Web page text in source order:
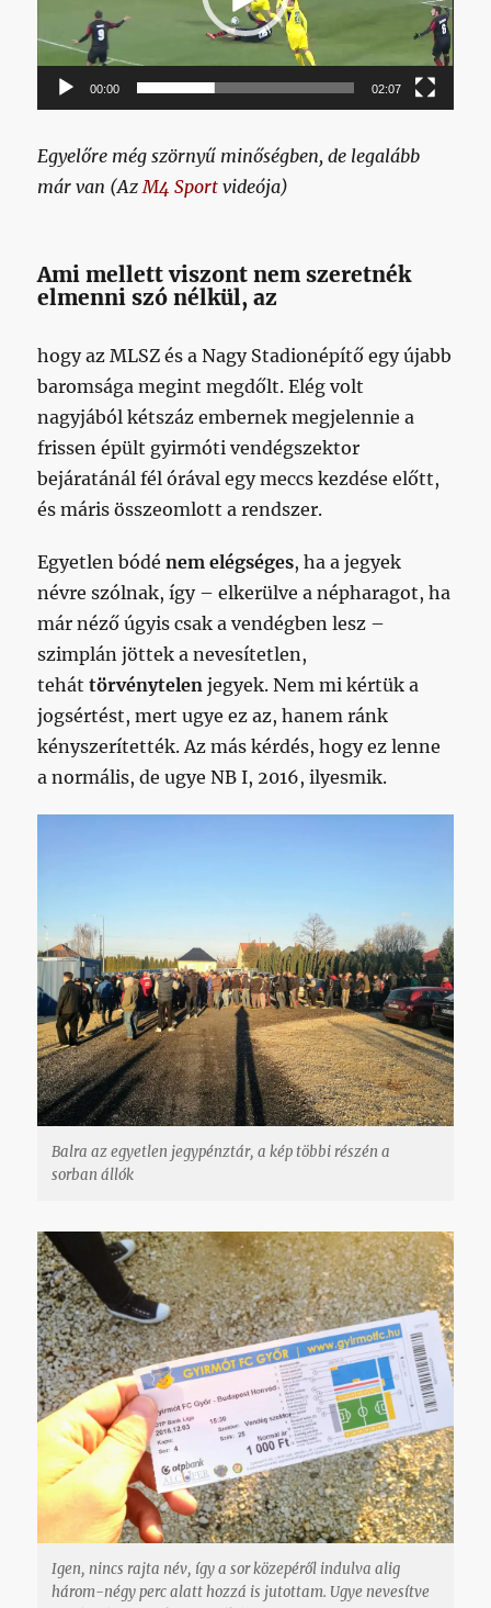
00:00 02:07
Egyelőre még szörnyű minőségben, de legalább
már van (Az M4 Sport videója)
Ami mellett viszont nem szeretnék
elmenni szó nélkül, az
hogy az MLSZ és a Nagy Stadionépítő egy újabb
baromsága megint megdőlt. Elég volt
nagyjából kétszáz embernek megjelennie a
frissen épült gyirmóti vendégszektor
bejáratánál fél órával egy meccs kezdése előtt,
és máris összeomlott a rendszer.
Egyetlen bódénem elégséges, ha a jegyek
névre szólnak, így – elkerülve a népharagot, ha
már néző úgyis csak a vendégben lesz –
szimplán jöttek a nevesítetlen,
teháttörvénytelen jegyek. Nem mi kértük a
jogsértést, mert ugye ez az, hanem ránk
kényszerítették. Az más kérdés, hogy ez lenne
a normális, de ugye NB I, 2016, ilyesmik.
Balra az egyetlen jegypénztár, a kép többi részén a
sorban állók
Igen, nincs rajta név, így a sor közepéről indulva alig
három-négy perc alatt hozzá is jutottam. Ugye nevesítve